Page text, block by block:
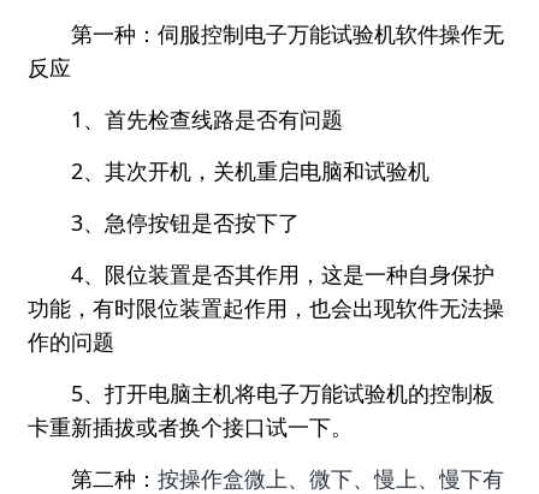
第一种：伺服控制电子万能试验机软件操作无
反应
1、首先检查线路是否有问题
2、其次开机，关机重启电脑和试验机
3、急停按钮是否按下了
4、限位装置是否其作用，这是一种自身保护
功能，有时限位装置起作用，也会出现软件无法操
作的问题
5、打开电脑主机将电子万能试验机的控制板
卡重新插拔或者换个接口试一下。
第二种：按操作盒微上、微下、慢上、慢下有